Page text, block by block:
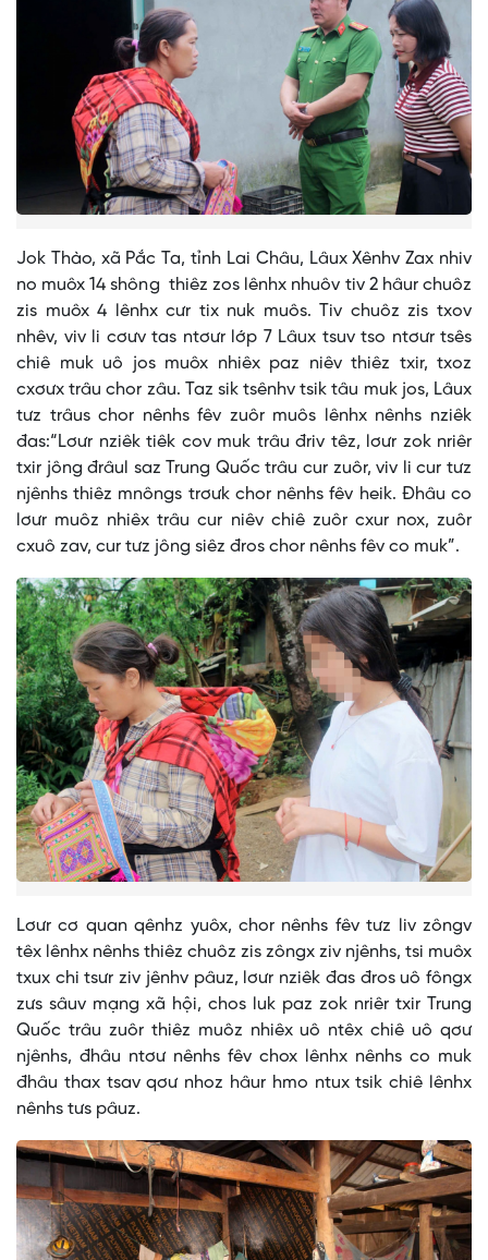
Jok Thào, xã Pắc Ta, tỉnh Lai Châu, Lâux Xênhv Zax nhiv
no muôx 14 shông thiêz zos lênhx nhuôv tiv 2 hâur chuôz
zis muôx 4 lênhx cưr tix nuk muôs. Tiv chuôz zis txov
nhêv, viv li cơưv tas ntơưr lớp 7 Lâux tsuv tso ntơưr tsês
chiê muk uô jos muôx nhiêx paz niêv thiêz txir, txoz
cxơưx trâu chor zâu. Taz sik tsênhv tsik tâu muk jos, Lâux
tưz trâus chor nênhs fêv zuôr muôs lênhx nênhs nziêk
đas:“Lơưr nziêk tiêk cov muk trâu đriv têz, lơưr zok nriêr
txir jông đrâul saz Trung Quốc trâu cur zuôr, viv li cur tưz
njênhs thiêz mnôngs trơưk chor nênhs fêv heik. Đhâu co
lơưr muôz nhiêx trâu cur niêv chiê zuôr cxur nox, zuôr
cxuô zav, cur tưz jông siêz đros chor nênhs fêv co muk”.
Lơưr cơ quan qênhz yuôx, chor nênhs fêv tưz liv zôngv
têx lênhx nênhs thiêz chuôz zis zôngx ziv njênhs, tsi muôx
txux chi tsưr ziv jênhv pâuz, lơưr nziêk đas đros uô fôngx
zưs sâuv mạng xã hội, chos luk paz zok nriêr txir Trung
Quốc trâu zuôr thiêz muôz nhiêx uô ntêx chiê uô qơư
njênhs, đhâu ntơư nênhs fêv chox lênhx nênhs co muk
đhâu thax tsav qơư nhoz hâur hmo ntux tsik chiê lênhx
nênhs tưs pâuz.